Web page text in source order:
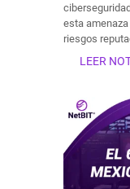
esta
riesgos
LEER